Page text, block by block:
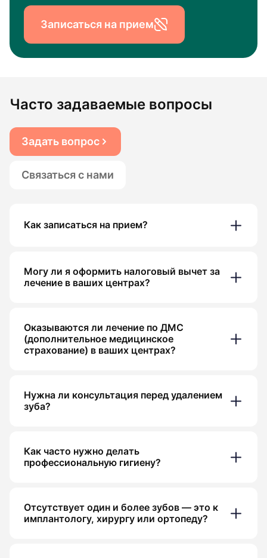
Записаться на прием
Часто задаваемые вопросы
Задать вопрос
Связаться с нами
Как записаться на прием?
Могу ли я оформить налоговый вычет за
лечение в ваших центрах?
Оказываются ли лечение по ДМС
(дополнительное медицинское
страхование) в ваших центрах?
Нужна ли консультация перед удалением
зуба?
Как часто нужно делать
профессиональную гигиену?
Отсутствует один и более зубов — это к
имплантологу, хирургу или ортопеду?